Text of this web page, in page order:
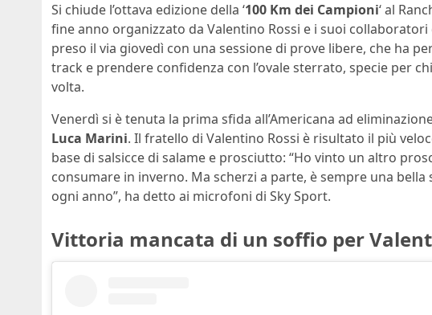
Si chiude l’ottava edizione della ‘100 Km dei Campioni‘ al
fine anno organizzato da Valentino Rossi e i suoi collaboratori
preso il via giovedì con una sessione di prove libere, che ha
track e prendere confidenza con l’ovale sterrato, specie per
volta.
Venerdì si è tenuta la prima sfida all’Americana ad
Luca Marini. Il fratello di Valentino Rossi è risultato il più
base di salsicce di salame e prosciutto: “Ho vinto un altro
consumare in inverno. Ma scherzi a parte, è sempre una
ogni anno”, ha detto ai microfoni di Sky Sport.
Vittoria mancata di un soffio per